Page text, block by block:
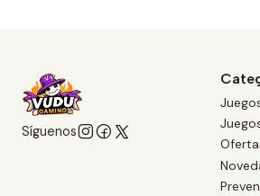
Síguenos